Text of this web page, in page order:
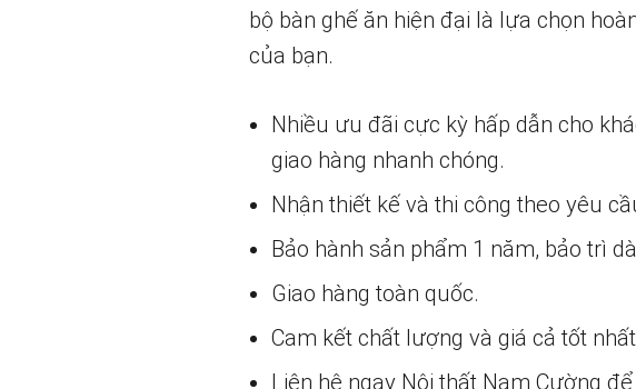
bộ bàn ghế ăn hiện đại là lựa chọn
của bạn.
Nhiều ưu đãi cực kỳ hấp dẫn cho
giao hàng nhanh chóng.
Nhận thiết kế và thi công theo yêu
Bảo hành sản phẩm 1 năm, bảo trì
Giao hàng toàn quốc.
Cam kết chất lượng và giá cả tốt
Liên hệ ngay Nội thất Nam Cường